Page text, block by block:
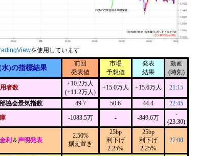
を使用しています
水)の指標結果
前回
発表値
市場
予想値
発表
結果
動画
(時刻)
者数
+10.2万人
(+11.2万人)
+15.0万人 +15.6万人 21:15
協会景気指数 49.7 50.6 44.4
22:45
-1083.5万 - -849.6万
-
(23:30)
利 ＆声明発表
2.50%
据え置き
25bp
利下げ
2.25%
25bp
利下げ
2.25%
27:00